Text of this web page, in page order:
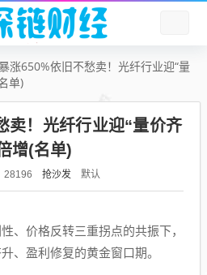
涨650%依旧不愁卖！光纤行业迎“量
单)
卖！光纤行业迎“量价齐
增(名单)
28196 抢沙发 默认
价格反转三重拐点的共振下，
、盈利修复的黄金窗口期。